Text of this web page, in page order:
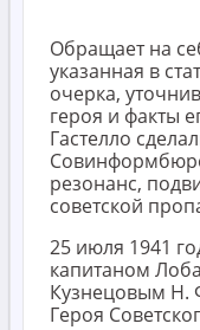
Обращает на
указанная в
очерка,
героя и факты
Гастелло
резонанс,
советской
25 июля 1941
капитаном
Кузнецовым Н.
Героя